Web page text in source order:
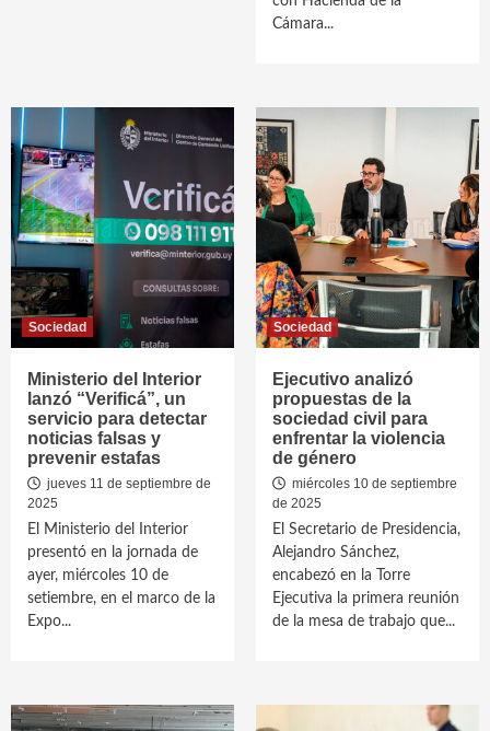
Cámara...
Sociedad
Ministerio del Interior
lanzó “Verificá”, un
servicio para detectar
noticias falsas y
prevenir estafas
jueves 11 de septiembre de
2025
El Ministerio del Interior
presentó en la jornada de
ayer, miércoles 10 de
setiembre, en el marco de la
Expo...
Sociedad
Ejecutivo analizó
propuestas de la
sociedad civil para
enfrentar la violencia
de género
miércoles 10 de septiembre
de 2025
El Secretario de Presidencia,
Alejandro Sánchez,
encabezó en la Torre
Ejecutiva la primera reunión
de la mesa de trabajo que...